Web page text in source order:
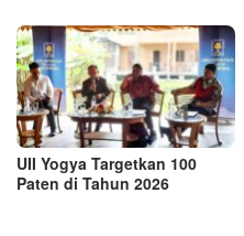
UII Yogya Targetkan 100
Paten di Tahun 2026